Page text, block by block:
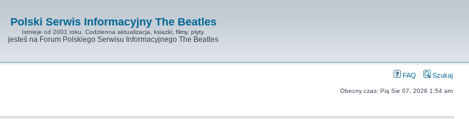
Polski Serwis Informacyjny The Beatles
Istnieje od 2001 roku. Codzienna aktualizacja, ksiazki, filmy, plyty.
jesteś na Forum Polskiego Serwisu Informacyjnego The Beatles
FAQ Szukaj
Obecny czas: Pią Sie 07, 2026 1:54 am